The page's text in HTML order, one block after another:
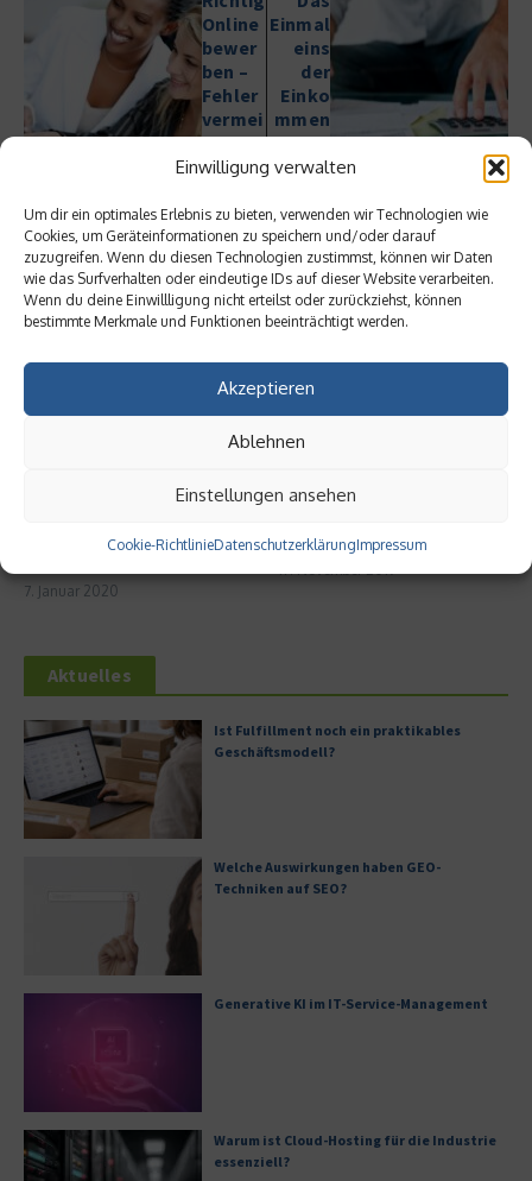
Einwilligung verwalten
Um dir ein optimales Erlebnis zu bieten, verwenden wir Technologien wie
Cookies, um Geräteinformationen zu speichern und/oder darauf
zuzugreifen. Wenn du diesen Technologien zustimmst, können wir Daten
wie das Surfverhalten oder eindeutige IDs auf dieser Website verarbeiten.
Wenn du deine Einwillligung nicht erteilst oder zurückziehst, können
bestimmte Merkmale und Funktionen beeinträchtigt werden.
Akzeptieren
Ablehnen
Einstellungen ansehen
Cookie-RichtlinieDatenschutzerklärungImpressum
Online
bewer
ben –
Fehler
vermei
den
Einmal
eins
der
Einko
mmen
steuer
sätze
Geschäftsessen in New York –
7. Januar 2020
Oldtimer als Wertanlage
Aktuelles
Ist Fulfillment noch ein praktikables
Geschäftsmodell?
Welche Auswirkungen haben GEO-
Techniken auf SEO?
Generative KI im IT-Service-Management
Warum ist Cloud-Hosting für die Industrie
essenziell?